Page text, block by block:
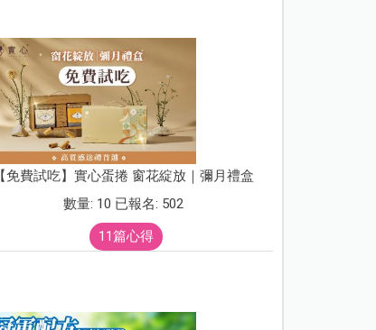
【免費試吃】實心蛋捲 窗花綻放｜彌月禮盒
數量: 10 已報名: 502
11篇心得